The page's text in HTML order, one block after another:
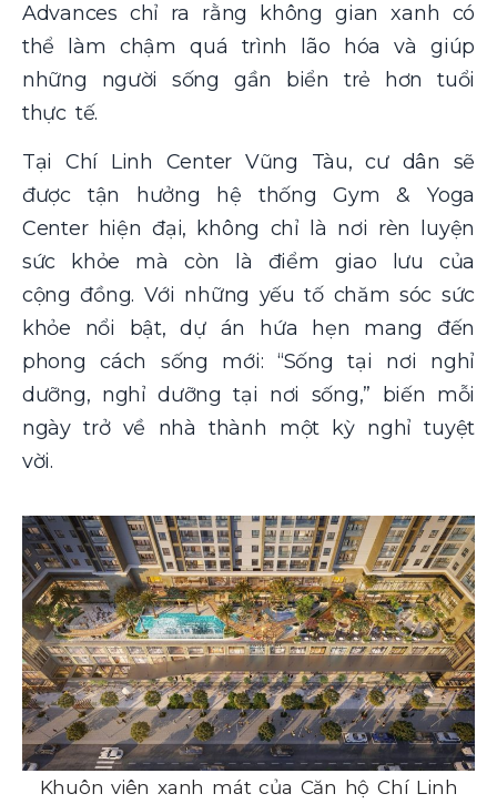
Advances chỉ ra rằng không gian xanh có
thể làm chậm quá trình lão hóa và giúp
những người sống gần biển trẻ hơn tuổi
thực tế.
Tại Chí Linh Center Vũng Tàu, cư dân sẽ
được tận hưởng hệ thống Gym & Yoga
Center hiện đại, không chỉ là nơi rèn luyện
sức khỏe mà còn là điểm giao lưu của
cộng đồng. Với những yếu tố chăm sóc sức
khỏe nổi bật, dự án hứa hẹn mang đến
phong cách sống mới: “Sống tại nơi nghỉ
dưỡng, nghỉ dưỡng tại nơi sống,” biến mỗi
ngày trở về nhà thành một kỳ nghỉ tuyệt
vời.
Khuôn viên xanh mát của Căn hộ Chí Linh